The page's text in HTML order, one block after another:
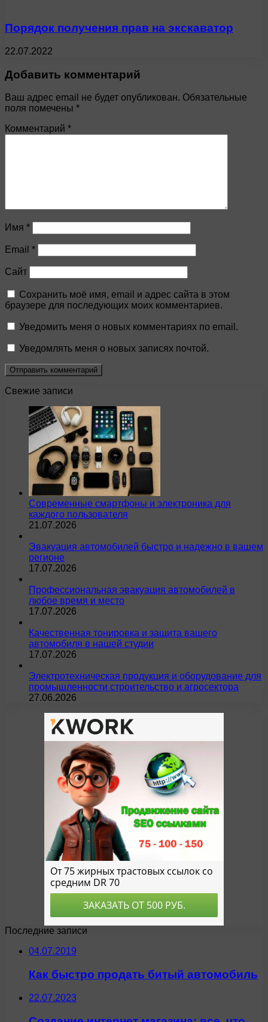
Порядок получения прав на экскаватор
22.07.2022
Добавить комментарий
Ваш адрес email не будет опубликован. Обязательные
поля помечены *
Комментарий *
Имя *
Email *
Сайт
Сохранить моё имя, email и адрес сайта в этом
браузере для последующих моих комментариев.
Уведомить меня о новых комментариях по email.
Уведомлять меня о новых записях почтой.
Свежие записи
Современные смартфоны и электроника для
каждого пользователя
21.07.2026
Эвакуация автомобилей быстро и надежно в вашем
регионе
17.07.2026
Профессиональная эвакуация автомобилей в
любое время и место
17.07.2026
Качественная тонировка и защита вашего
автомобиля в нашей студии
17.07.2026
Электротехническая продукция и оборудование для
промышленности строительство и агросектора
27.06.2026
Последние записи
04.07.2019
Как быстро продать битый автомобиль
22.07.2023